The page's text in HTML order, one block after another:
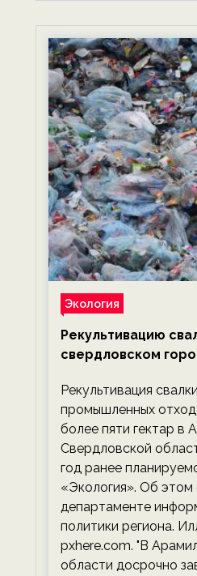
Экология
Рекультивацию
свердловском
новости экологии
Рекультивация
промышленных
более пяти гектар в
Свердловской
год ранее
«Экология». Об
департаменте
политики региона.
pxhere.com. "В
области досрочно